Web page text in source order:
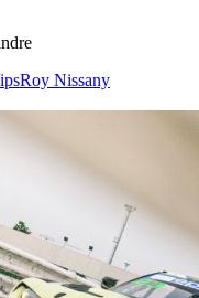
Roy Nissany